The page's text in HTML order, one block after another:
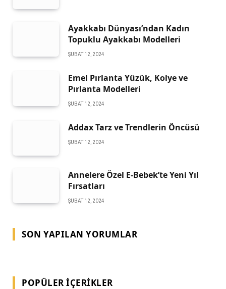
Ayakkabı Dünyası’ndan Kadın
Topuklu Ayakkabı Modelleri
ŞUBAT 12, 2024
Emel Pırlanta Yüzük, Kolye ve
Pırlanta Modelleri
ŞUBAT 12, 2024
Addax Tarz ve Trendlerin Öncüsü
ŞUBAT 12, 2024
Annelere Özel E-Bebek’te Yeni Yıl
Fırsatları
ŞUBAT 12, 2024
SON YAPILAN YORUMLAR
POPÜLER İÇERIKLER